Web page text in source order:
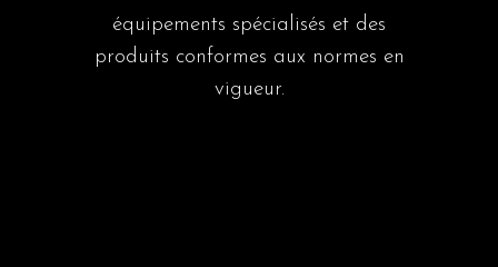
équipements spécialisés et des
produits conformes aux normes en
vigueur.